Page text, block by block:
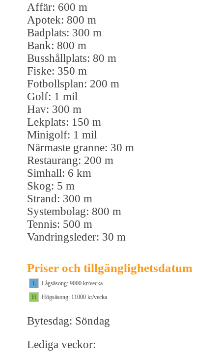
Affär: 600 m
Apotek: 800 m
Badplats: 300 m
Bank: 800 m
Busshållplats: 80 m
Fiske: 350 m
Fotbollsplan: 200 m
Golf: 1 mil
Hav: 300 m
Lekplats: 150 m
Minigolf: 1 mil
Närmaste granne: 30 m
Restaurang: 200 m
Simhall: 6 km
Skog: 5 m
Strand: 300 m
Systembolag: 800 m
Tennis: 500 m
Vandringsleder: 30 m
Priser och tillgänglighetsdatum
L
Lågsäsong: 9000 kr/vecka
H
Högsäsong: 11000 kr/vecka
Bytesdag: Söndag
Lediga veckor: